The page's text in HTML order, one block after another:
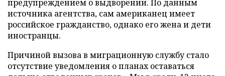
предупреждением о выдворении. По данным
источника агентства, сам американец имеет
российское гражданство, однако его жена и дети
иностранцы.
Причиной вызова в миграционную службу стало
отсутствие уведомления о планах оставаться